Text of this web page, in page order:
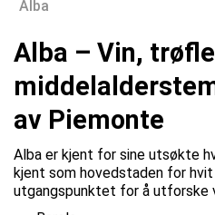
Alba
Alba – Vin,
av Piemonte
Alba er kjent for sine utsøkte
kjent som hovedstaden for
utgangspunktet for å utforske